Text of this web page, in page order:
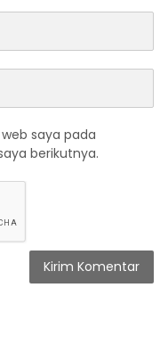
saya pada
berikutnya.